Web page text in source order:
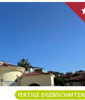
FERTIGE EIGENSCHAFTEN